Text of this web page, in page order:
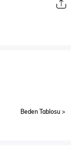
Beden Tablosu